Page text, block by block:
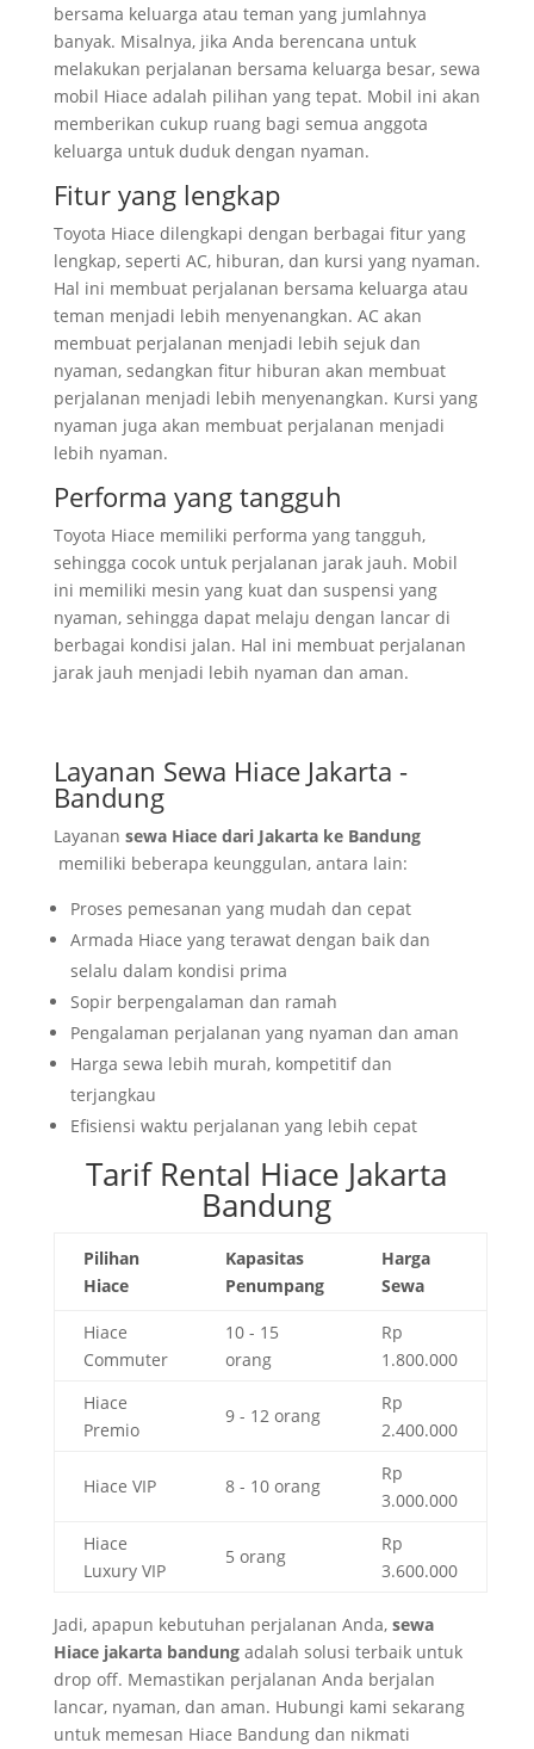
bersama keluarga atau teman yang jumlahnya
banyak. Misalnya, jika Anda berencana untuk
melakukan perjalanan bersama keluarga besar, sewa
mobil Hiace adalah pilihan yang tepat. Mobil ini akan
memberikan cukup ruang bagi semua anggota
keluarga untuk duduk dengan nyaman.
Fitur yang lengkap
Toyota Hiace dilengkapi dengan berbagai fitur yang
lengkap, seperti AC, hiburan, dan kursi yang nyaman.
Hal ini membuat perjalanan bersama keluarga atau
teman menjadi lebih menyenangkan. AC akan
membuat perjalanan menjadi lebih sejuk dan
nyaman, sedangkan fitur hiburan akan membuat
perjalanan menjadi lebih menyenangkan. Kursi yang
nyaman juga akan membuat perjalanan menjadi
lebih nyaman.
Performa yang tangguh
Toyota Hiace memiliki performa yang tangguh,
sehingga cocok untuk perjalanan jarak jauh. Mobil
ini memiliki mesin yang kuat dan suspensi yang
nyaman, sehingga dapat melaju dengan lancar di
berbagai kondisi jalan. Hal ini membuat perjalanan
jarak jauh menjadi lebih nyaman dan aman.
Layanan Sewa Hiace Jakarta -
Bandung
Layanan sewa Hiace dari Jakarta ke Bandung
memiliki beberapa keunggulan, antara lain:
Proses pemesanan yang mudah dan cepat
Armada Hiace yang terawat dengan baik dan
selalu dalam kondisi prima
Sopir berpengalaman dan ramah
Pengalaman perjalanan yang nyaman dan aman
Harga sewa lebih murah, kompetitif dan
terjangkau
Efisiensi waktu perjalanan yang lebih cepat
Tarif Rental Hiace Jakarta
Bandung
Pilihan
Hiace
Kapasitas
Penumpang
Harga
Sewa
Hiace
Commuter
10 - 15
orang
Rp
1.800.000
Hiace
Premio
9 - 12 orang
Rp
2.400.000
Hiace VIP 8 - 10 orang
Rp
3.000.000
Hiace
Luxury VIP
5 orang
Rp
3.600.000
Jadi, apapun kebutuhan perjalanan Anda, sewa
Hiace jakarta bandung adalah solusi terbaik untuk
drop off. Memastikan perjalanan Anda berjalan
lancar, nyaman, dan aman. Hubungi kami sekarang
untuk memesan Hiace Bandung dan nikmati